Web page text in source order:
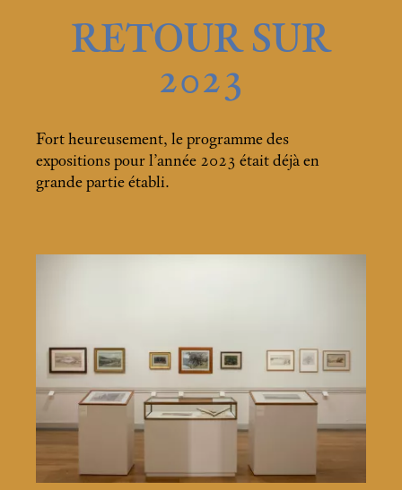
RETOUR SUR
2023
Fort heureusement, le programme des
expositions pour l’année 2023 était déjà en
grande partie établi.